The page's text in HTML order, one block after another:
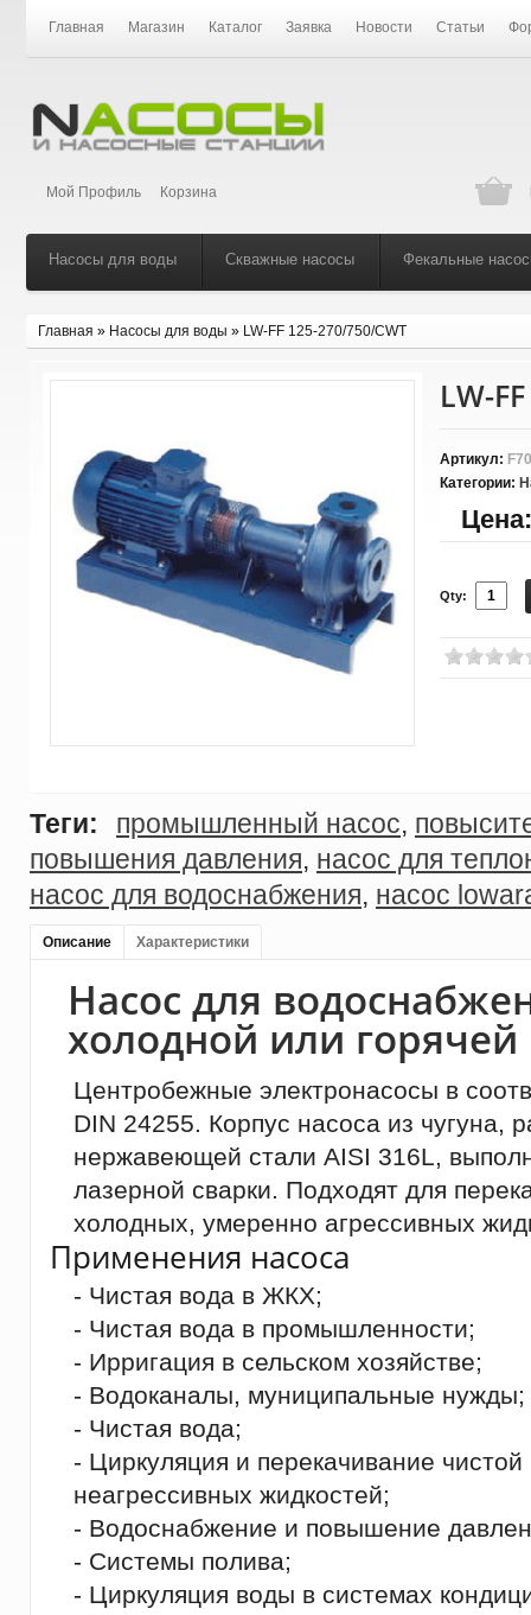
Главная Магазин Каталог Заявка Новости Статьи
Мой Профиль Корзина
Насосы для воды Скважные насосы Фекальные
Главная » Насосы для воды » LW-FF 125-270/750/CWT
LW-
Артикул:
Категории:
Цена:
Qty:
Теги: промышленный насос,
повышения давления, насос для
насос для водоснабжения, насос
Описание Характеристики
Насос для
холодной или
Центробежные электронасосы в
DIN 24255. Корпус насоса из чугуна,
нержавеющей стали AISI 316L,
лазерной сварки. Подходят для
холодных, умеренно агрессивных
Применения насоса
- Чистая вода в ЖКХ;
- Чистая вода в промышленности;
- Ирригация в сельском хозяйстве;
- Водоканалы, муниципальные нужды;
- Чистая вода;
- Циркуляция и перекачивание
неагрессивных жидкостей;
- Водоснабжение и повышение
- Системы полива;
- Циркуляция воды в системах